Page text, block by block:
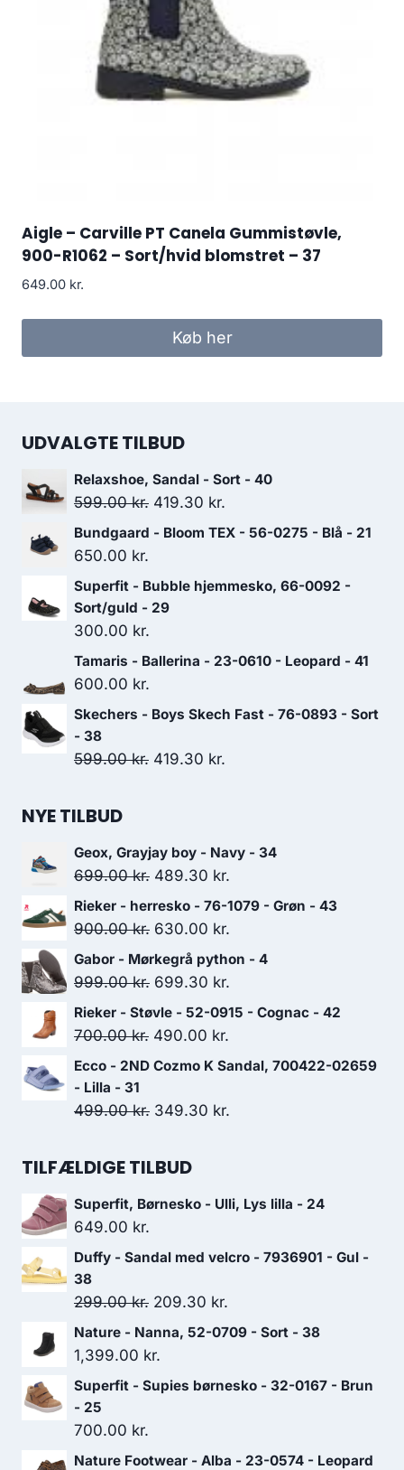
Aigle – Carville PT Canela Gummistøvle,
900-R1062 – Sort/hvid blomstret – 37
649.00 kr.
Køb her
UDVALGTE TILBUD
Relaxshoe, Sandal - Sort - 40
599.00kr. Den
oprindelige
599.00 kr..
419.30 kr.
aktuelle
419.30 kr..
Bundgaard - Bloom TEX - 56-0275 - Blå - 21
650.00 kr.
Superfit - Bubble hjemmesko, 66-0092 -
Sort/guld - 29
300.00 kr.
Tamaris - Ballerina - 23-0610 - Leopard - 41
600.00 kr.
Skechers - Boys Skech Fast - 76-0893 - Sort
- 38
599.00kr. Den
599.00 kr..
419.30 kr.
419.30 kr..
NYE TILBUD
Geox, Grayjay boy - Navy - 34
699.00kr. Den
oprindelige
pris
699.00 kr..
489.30 kr.
aktuelle
Rieker - herresko - 76-1079 - Grøn - 43
900.00kr. Den
oprindelige
pris
900.00 kr..
630.00 kr.
aktuelle
630.00 kr..
Gabor - Mørkegrå python - 4
999.00kr. Den
oprindelige
pris
699.30 kr.
aktuelle
699.30 kr..
Rieker - Støvle - 52-0915 - Cognac - 42
700.00kr. Den
oprindelige
var:
490.00 kr.
aktuelle
Ecco - 2ND Cozmo K Sandal, 700422-02659
- Lilla - 31
499.00kr. Den
pris
499.00 kr..
349.30 kr.
349.30 kr..
TILFÆLDIGE TILBUD
Superfit, Børnesko - Ulli, Lys lilla - 24
649.00 kr.
Duffy - Sandal med velcro - 7936901 - Gul -
38
299.00kr. Den
oprindelige
pris
299.00 kr..
209.30 kr.
aktuelle
Nature - Nanna, 52-0709 - Sort - 38
1,399.00 kr.
Superfit - Supies børnesko - 32-0167 - Brun
- 25
700.00 kr.
Nature Footwear - Alba - 23-0574 - Leopard